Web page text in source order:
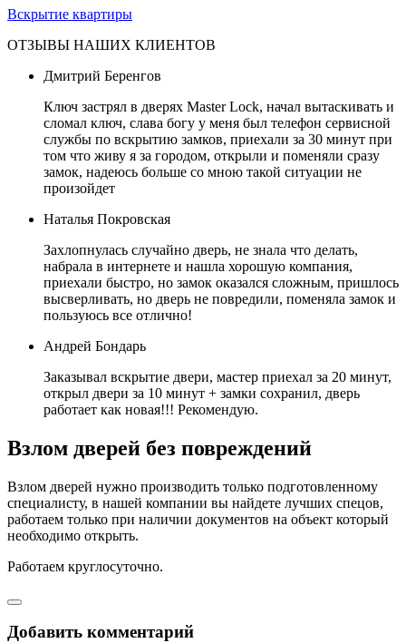
Вскрытие квартиры
ОТЗЫВЫ НАШИХ КЛИЕНТОВ
Дмитрий Беренгов
Ключ застрял в дверях Master Lock, начал вытаскивать и
сломал ключ, слава богу у меня был телефон сервисной
службы по вскрытию замков, приехали за 30 минут при
том что живу я за городом, открыли и поменяли сразу
замок, надеюсь больше со мною такой ситуации не
произойдет
Наталья Покровская
Захлопнулась случайно дверь, не знала что делать,
набрала в интернете и нашла хорошую компания,
приехали быстро, но замок оказался сложным, пришлось
высверливать, но дверь не повредили, поменяла замок и
пользуюсь все отлично!
Андрей Бондарь
Заказывал вскрытие двери, мастер приехал за 20 минут,
открыл двери за 10 минут + замки сохранил, дверь
работает как новая!!! Рекомендую.
Взлом дверей без повреждений
Взлом дверей нужно производить только подготовленному
специалисту, в нашей компании вы найдете лучших спецов,
работаем только при наличии документов на объект который
необходимо открыть.
Работаем круглосуточно.
Добавить комментарий